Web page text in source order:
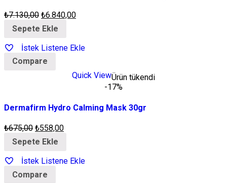
₺7.130,00 ₺6.840,00
Sepete Ekle
İstek Listene Ekle
Compare
Quick ViewÜrün tükendi
-17%
Dermafirm Hydro Calming Mask 30gr
₺675,00 ₺558,00
Sepete Ekle
İstek Listene Ekle
Compare